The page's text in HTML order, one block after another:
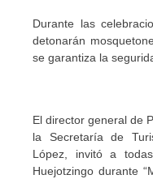
Durante las
detonarán
se garantiza la
El director general de
la Secretaría de
López, invitó a
Huejotzingo durante